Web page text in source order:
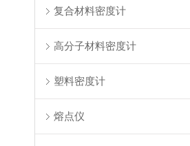
复合材料密度计
高分子材料密度计
塑料密度计
熔点仪